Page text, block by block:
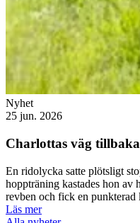
Nyhet
25 jun. 2026
Charlottas väg
En ridolycka satte plötsligt
hoppträning kastades hon av
revben och fick en punkterad
Läs mer